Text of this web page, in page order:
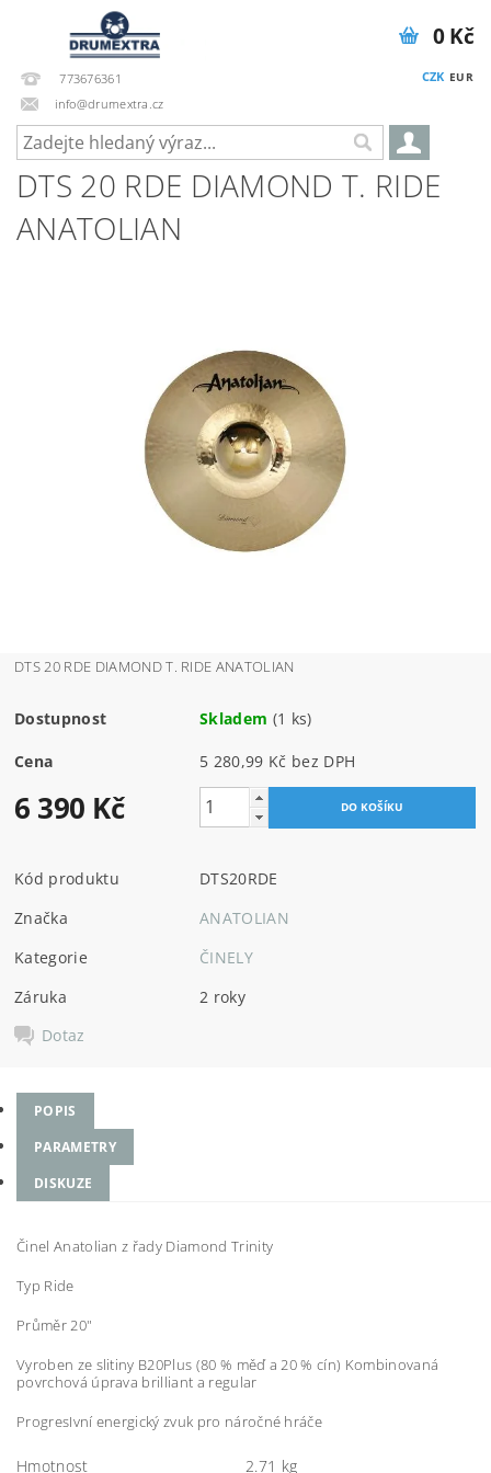
773676361
info@drumextra.cz
CZK EUR
0 Kč
DTS 20 RDE DIAMOND T. RIDE
ANATOLIAN
DTS 20 RDE DIAMOND T. RIDE ANATOLIAN
Dostupnost Skladem (1 ks)
Cena 5 280,99 Kč bez DPH
6 390 Kč
Kód produktu
DTS20RDE
Značka
ANATOLIAN
Kategorie
ČINELY
Záruka
2 roky
Dotaz
POPIS
PARAMETRY
DISKUZE
Činel Anatolian z řady Diamond Trinity
Typ Ride
Průměr 20"
Vyroben ze slitiny B20Plus (80 % měď a 20 % cín) Kombinovaná
povrchová úprava brilliant a regular
ProgresIvní energický zvuk pro náročné hráče
Hmotnost 2.71 kg